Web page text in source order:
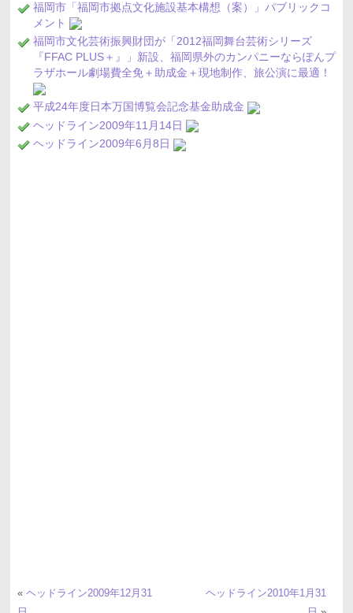
福岡市「福岡市拠点文化施設基本構想（案）」パブリックコ
メント
福岡市文化芸術振興財団が「2012福岡舞台芸術シリーズ
『FFAC PLUS＋』」新設、福岡県外のカンパニーならぽんプ
ラザホール劇場費全免＋助成金＋現地制作、旅公演に最適！
平成24年度日本万国博覧会記念基金助成金
ヘッドライン2009年11月14日
ヘッドライン2009年6月8日
« ヘッドライン2009年12月31
ヘッドライン2010年1月31